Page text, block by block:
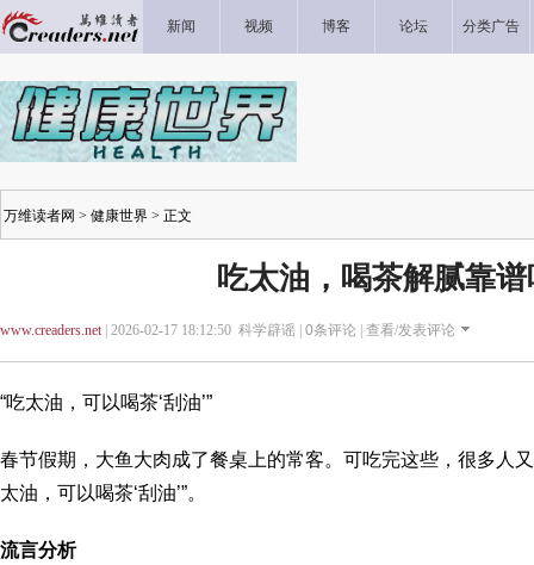
新闻 视频 博客 论坛 分类广告
万维读者网 > 健康世界 > 正文
吃太油，喝茶解腻靠谱
www.creaders.net| 2026-02-17 18:12:50 科学辟谣 | 0条评论 | 查看/发表评论
“吃太油，可以喝茶‘刮油’”
春节假期，大鱼大肉成了餐桌上的常客。可吃完这些，很多人
太油，可以喝茶‘刮油’”。
流言分析